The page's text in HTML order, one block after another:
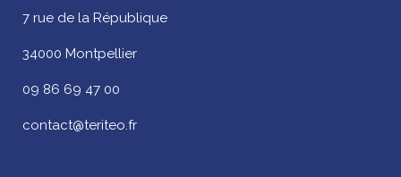
7 rue de la République
34000 Montpellier
09 86 69 47 00
contact@teriteo.fr